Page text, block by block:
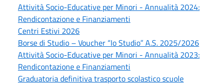
Attività Socio-Educative per Minori - Annualità 2024:
Rendicontazione e Finanziamenti
Centri Estivi 2026
Borse di Studio – Voucher “Io Studio” A.S. 2025/2026
Attività Socio-Educative per Minori - Annualità 2023:
Rendicontazione e Finanziamenti
Graduatoria definitiva trasporto scolastico scuole